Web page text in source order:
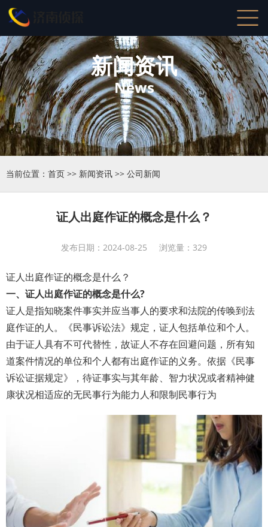
新闻资讯
News
当前位置： 首页 >> 新闻资讯 >> 公司新闻
证人出庭作证的概念是什么？
发布日期：2024-08-25 浏览量：329
证人出庭作证的概念是什么？
一、证人出庭作证的概念是什么?
证人是指知晓案件事实并应当事人的要求和法院的传唤到法
庭作证的人。《民事诉讼法》规定，证人包括单位和个人。
由于证人具有不可代替性，故证人不存在回避问题，所有知
道案件情况的单位和个人都有出庭作证的义务。依据《民事
诉讼证据规定》，待证事实与其年龄、智力状况或者精神健
康状况相适应的无民事行为能力人和限制民事行为